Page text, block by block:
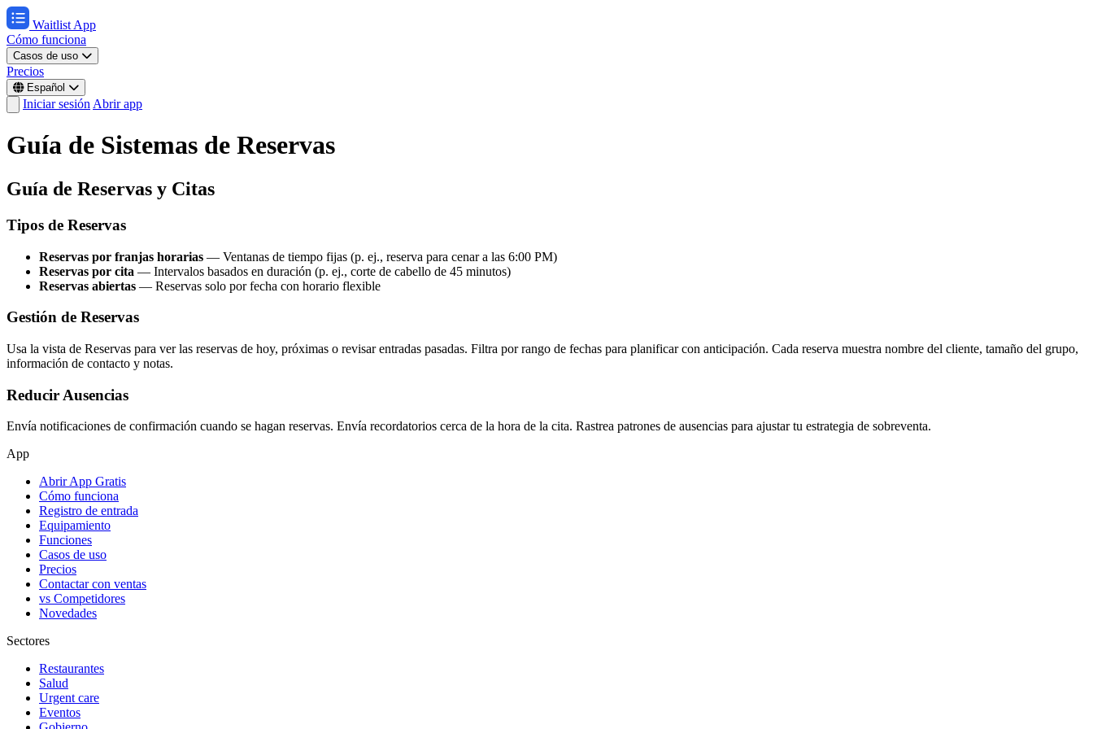
Waitlist App
Cómo funciona
Casos de uso
Precios
Español
Iniciar sesión Abrir app
Guía de Sistemas de Reservas
Guía de Reservas y Citas
Tipos de Reservas
Reservas por franjas horarias — Ventanas de tiempo fijas (p. ej., reserva para cenar a las 6:00 PM)
Reservas por cita — Intervalos basados en duración (p. ej., corte de cabello de 45 minutos)
Reservas abiertas — Reservas solo por fecha con horario flexible
Gestión de Reservas
Usa la vista de Reservas para ver las reservas de hoy, próximas o revisar entradas pasadas. Filtra por rango de fechas para planificar con anticipación. Cada reserva muestra nombre del cliente, tamaño del grupo,
información de contacto y notas.
Reducir Ausencias
Envía notificaciones de confirmación cuando se hagan reservas. Envía recordatorios cerca de la hora de la cita. Rastrea patrones de ausencias para ajustar tu estrategia de sobreventa.
App
Abrir App Gratis
Cómo funciona
Registro de entrada
Equipamiento
Funciones
Casos de uso
Precios
Contactar con ventas
vs Competidores
Novedades
Sectores
Restaurantes
Salud
Urgent care
Eventos